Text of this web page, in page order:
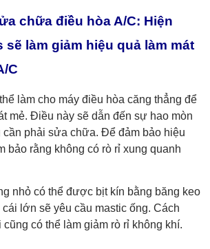
chữa điều hòa A/C: Hiện
làm giảm hiệu quả làm mát
C
làm cho máy điều hòa căng thẳng để
mẻ. Điều này sẽ dẫn đến sự hao mòn
cần phải sửa chữa. Để đảm bảo hiệu
bảo rằng không có rò rỉ xung quanh
nhỏ có thể được bịt kín bằng băng keo
lớn sẽ yêu cầu mastic ống. Cách
cũng có thể làm giảm rò rỉ không khí.